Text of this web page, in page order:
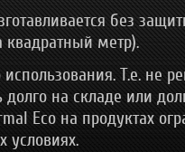
без
квадратный метр).
Т.е. не
на складе или
Eco на продуктах
условиях.